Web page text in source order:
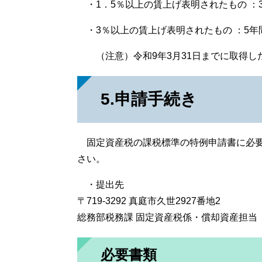
・1．5％以上の賃上げ表明されたもの
・3％以上の賃上げ表明されたもの ：5年
（注意）令和9年3月31日までに取得し
5.申請手続き
固定資産税の課税標準の特例申請書に必
さい。
・提出先
〒719-3292 真庭市久世2927番地2
総務部税務課 固定資産税係・償却資産担当
必要書類